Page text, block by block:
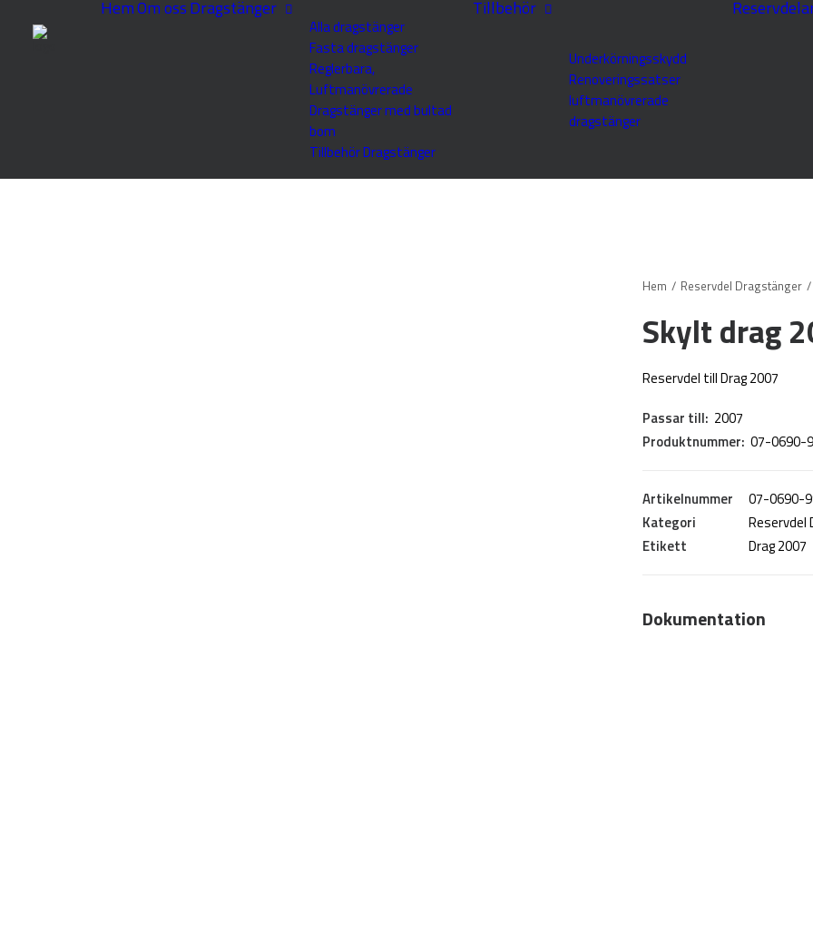
HemOm ossDragstänger
Alla dragstänger
Fasta dragstänger
Reglerbara,
Luftmanövrerade
Dragstänger med bultad
bom
Tillbehör Dragstänger
Tillbehör
Underkörningsskydd
Renoveringssatser
luftmanövrerade
dragstänger
Hem Reservdel Dragstänger
Skylt drag
Reservdel till Drag 2007
Passar till: 2007
Produktnummer: 07-0690-
Artikelnummer
07-0690-
Kategori
Reservdel
Etikett
Drag 2007
Dokumentation